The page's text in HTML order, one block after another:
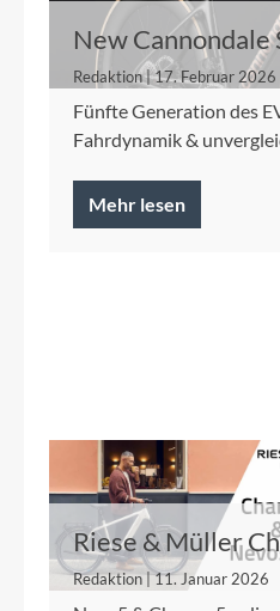
New Cannondale
Redaktion | 17. Februar 2026
Fünfte Generation des
Fahrdynamik &
Mehr lesen
Riese & Müller
Nevo5
Redaktion | 11. Januar 2026